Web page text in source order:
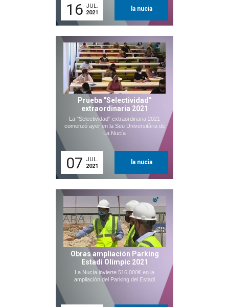
16 JUL.
2021
la nucia
Prueba "Selectividad"
extraordinaria 2021
La "Selectividad" extraordinaria 2021
comenzó ayer en la Seu Universitària de
La Nucía
07
JUL.
2021
la nucia
Obras ampliación Parking
Estadi Olímpic 2021
La Nucía invierte 516.000€ en la
ampliación del Parking del Estadi